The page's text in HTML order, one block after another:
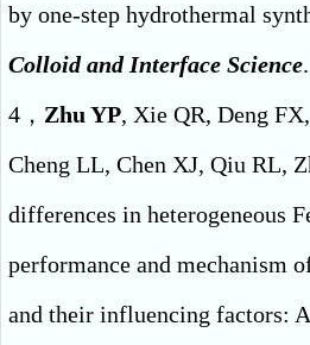
by one-step hydrothermal
Colloid and Interface Science
4， Zhu YP, Xie QR, Deng
Cheng LL, Chen XJ, Qiu RL,
differences in heterogeneous
performance and mechanism
and their influencing factors: